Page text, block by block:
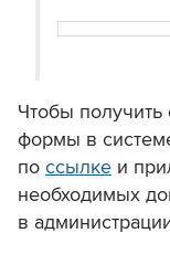
Чтобы
формы в
по ссылке и
необходимых
в